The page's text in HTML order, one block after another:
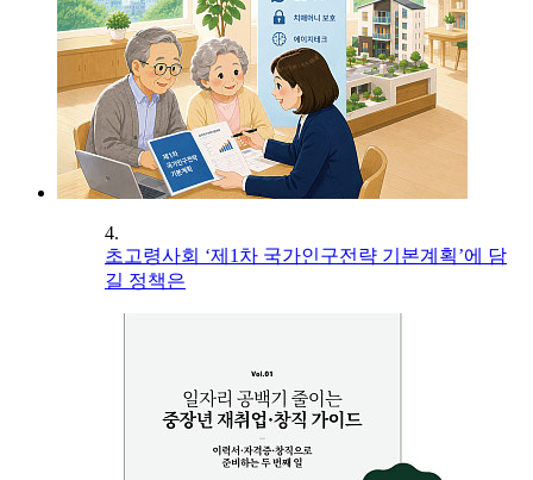
4.
초고령사회 ‘제1차 국가인구전략 기본계획’에 담
길 정책은